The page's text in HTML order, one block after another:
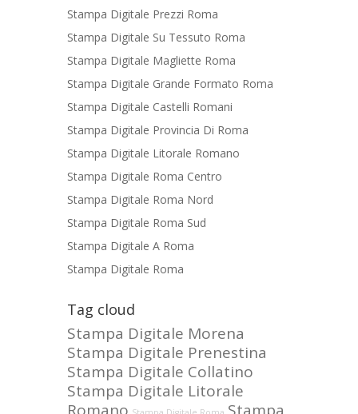
Stampa Digitale Prezzi Roma
Stampa Digitale Su Tessuto Roma
Stampa Digitale Magliette Roma
Stampa Digitale Grande Formato Roma
Stampa Digitale Castelli Romani
Stampa Digitale Provincia Di Roma
Stampa Digitale Litorale Romano
Stampa Digitale Roma Centro
Stampa Digitale Roma Nord
Stampa Digitale Roma Sud
Stampa Digitale A Roma
Stampa Digitale Roma
Tag cloud
Stampa Digitale Morena
Stampa Digitale Prenestina
Stampa Digitale Collatino
Stampa Digitale Litorale